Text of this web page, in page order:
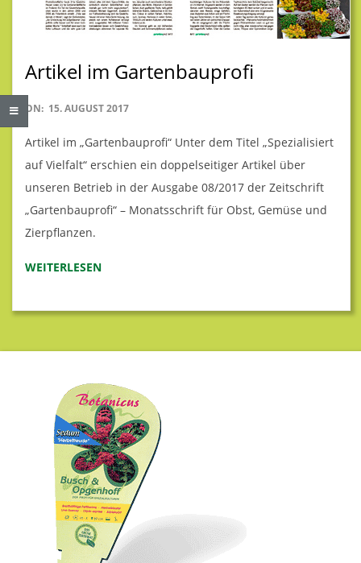
A
U
B
U
S
C
H
&
Artikel im Gartenbauprofi
2017-
08-
15
ON: 15. AUGUST 2017
Artikel im „Gartenbauprofi“ Unter dem Titel „Spezialisiert
auf Vielfalt“ erschien ein doppelseitiger Artikel über
unseren Betrieb in der Ausgabe 08/2017 der Zeitschrift
„Gartenbauprofi“ – Monatsschrift für Obst, Gemüse und
Zierpflanzen.
WEITERLESEN